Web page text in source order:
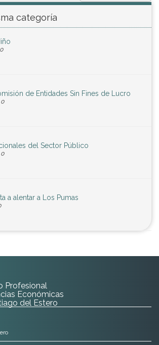
categoría
0
de Entidades Sin Fines de Lucro
0
del Sector Público
0
a alentar a Los Pumas
Profesional
Económicas
del Estero